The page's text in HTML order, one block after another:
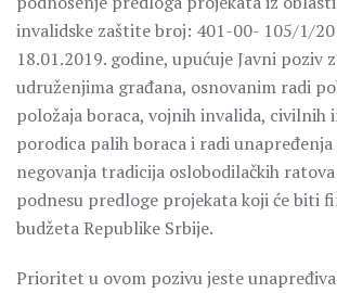
invalidske zaštite broj: 401-00- 105/1/
18.01.2019. godine, upućuje Javni poziv
udruženjima građana, osnovanim radi
položaja boraca, vojnih invalida, civilnih
porodica palih boraca i radi
negovanja tradicija oslobodilačkih
podnesu predloge projekata koji će biti
budžeta Republike Srbije.
Prioritet u ovom pozivu jeste